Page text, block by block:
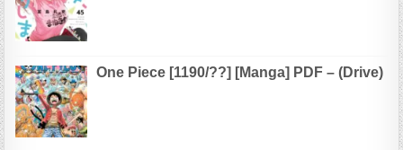
One Piece [1190/??] [Manga] PDF – (Drive)